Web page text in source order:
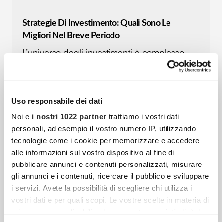
Uso responsabile dei dati
Noi e i nostri 1022 partner trattiamo i vostri dati
personali, ad esempio il vostro numero IP, utilizzando
tecnologie come i cookie per memorizzare e accedere
alle informazioni sul vostro dispositivo al fine di
pubblicare annunci e contenuti personalizzati, misurare
gli annunci e i contenuti, ricercare il pubblico e sviluppare
i servizi. Avete la possibilità di scegliere chi utilizza i
vostri dati e per quali scopi. Le vostre scelte in materia di
privacy sono applicabili solo su questa proprietà digitale
Strategie Di Investimento: Quali Sono Le
Migliori Nel Breve Periodo
L’universo degli investimenti è complesso,
fatto di molteplici variabili, dinamiche in
continua evoluzione e strumenti variegati.
Consulente Finanziario: 10 Consigli Per Scegliere
Quello Adatto Alle Tue Esigenze
Scegliere un consulente finanziario è una
decisione importante. Può aiutarti a gestire i
risparmi, pianificare il futuro e prendere